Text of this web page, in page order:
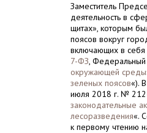
Заместитель
деятельность в
щитах», которым
поясов вокруг
включающих в себя
7-ФЗ,
окружающей
зеленых поясов«).
июля 2018 г. №
законодательные
лесоразведения«.
к первому чтению